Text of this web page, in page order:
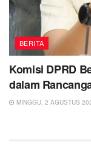
BERITA
Komisi DPRD
dalam
MINGGU, 2 AGUSTUS